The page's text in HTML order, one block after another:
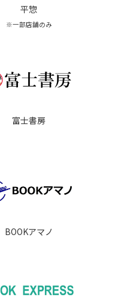
平惣
※一部店舗のみ
富士書房
BOOKアマノ